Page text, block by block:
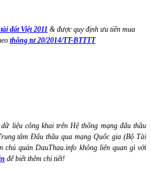
đất Việt 2011 & được quy định ưu tiên mua
thông tư 20/2014/TT-BTTTT
liệu công khai trên Hệ thống mạng đấu thầu
tâm Đấu thầu qua mạng Quốc gia (Bộ Tài
chủ quản DauThau.info không liên quan gì với
để biết thêm chi tiết!